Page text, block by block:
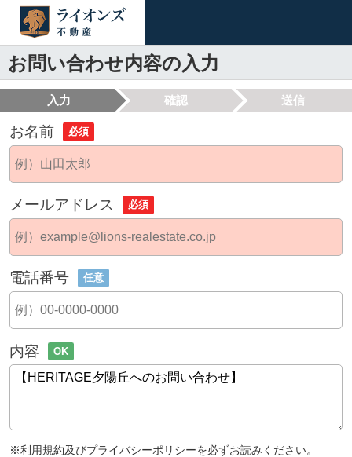
お問い合わせ内容の入力
入力 確認 送信
お名前 必須
メールアドレス 必須
電話番号 任意
内容 OK
※利用規約及びプライバシーポリシーを必ずお読みください。